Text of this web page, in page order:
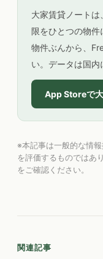
大家賃貸ノート
限をひとつの物件
物件ぶんから、
い。データは国内
App Storeで
※本記事は一般的な情
を評価するものではあ
をご確認ください。
関連記事